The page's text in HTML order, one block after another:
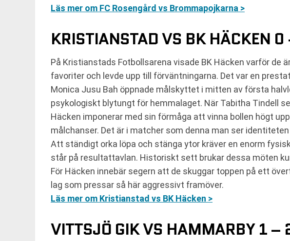
Läs mer om FC Rosengård vs Brommapojkarna >
KRISTIANSTAD VS BK HÄCKEN
På Kristianstads Fotbollsarena visade BK Häcken varför de
favoriter och levde upp till förväntningarna. Det var en
Monica Jusu Bah öppnade målskyttet i mitten av första
psykologiskt blytungt för hemmalaget. När Tabitha Tindell
Häcken imponerar med sin förmåga att vinna bollen högt
målchanser. Det är i matcher som denna man ser
Att ständigt orka löpa och stänga ytor kräver en enorm
står på resultattavlan. Historiskt sett brukar dessa möten
För Häcken innebär segern att de skuggar toppen på ett
lag som pressar så här aggressivt framöver.
Läs mer om Kristianstad vs BK Häcken >
VITTSJÖ GIK VS HAMMARBY 1 –